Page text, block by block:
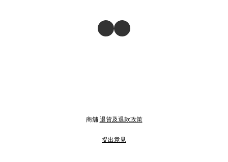
商舖 退貨及退款政策
提出意見